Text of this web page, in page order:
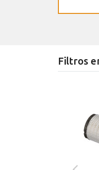
Filtros